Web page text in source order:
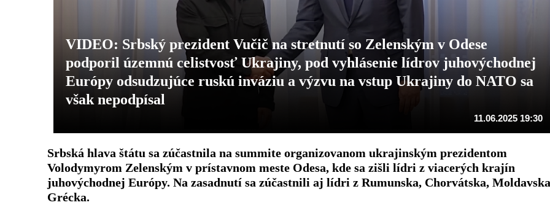
VIDEO: Srbský prezident Vučič na stretnutí so Zelenským v Odese
podporil územnú celistvosť Ukrajiny, pod vyhlásenie lídrov juhovýchodnej
Európy odsudzujúce ruskú inváziu a výzvu na vstup Ukrajiny do NATO sa
však nepodpísal
11.06.2025 19:30
Srbská hlava štátu sa zúčastnila na summite organizovanom ukrajinským prezidentom
Volodymyrom Zelenským v prístavnom meste Odesa, kde sa zišli lídri z viacerých krajín
juhovýchodnej Európy. Na zasadnutí sa zúčastnili aj lídri z Rumunska, Chorvátska,
Grécka.